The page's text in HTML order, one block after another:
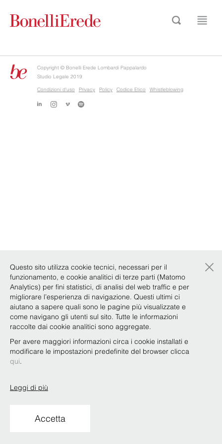
Copyright © Bonelli Erede Lombardi Pappalardo
Studio Legale 2019
Condizioni d'uso
Privacy Policy Codice Etico Whistleblowing
Questo sito utilizza cookie tecnici, necessari per il
funzionamento, e cookie analitici di terze parti (Matomo
Analytics) per fini statistici, di analisi del web traffic e per
migliorare l’esperienza di navigazione. Questi ultimi ci
aiutano a sapere quali sono le pagine più visualizzate e
come navigano gli utenti sul sito. Tutte le informazioni
raccolte dai cookie analitici sono aggregate.
Per avere maggiori informazioni circa i cookie installati e
modificare le impostazioni predefinite del browser clicca
qui.
Leggi di più
Accetta
×